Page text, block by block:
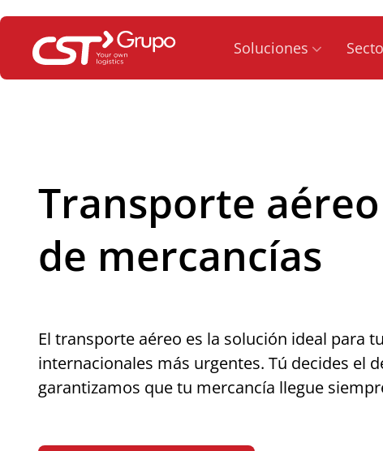
contenido
Soluciones
Transporte aéreo
de mercancías
El transporte aéreo es la solución ideal para
internacionales más urgentes. Tú decides el
garantizamos que tu mercancía llegue